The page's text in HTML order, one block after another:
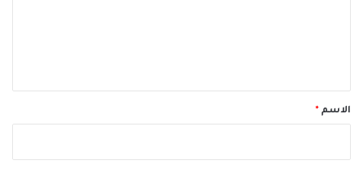
*الاسم *